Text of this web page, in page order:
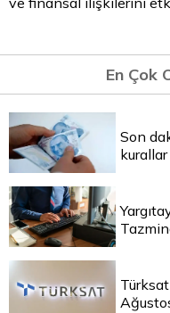
En Çok
Son
kurallar